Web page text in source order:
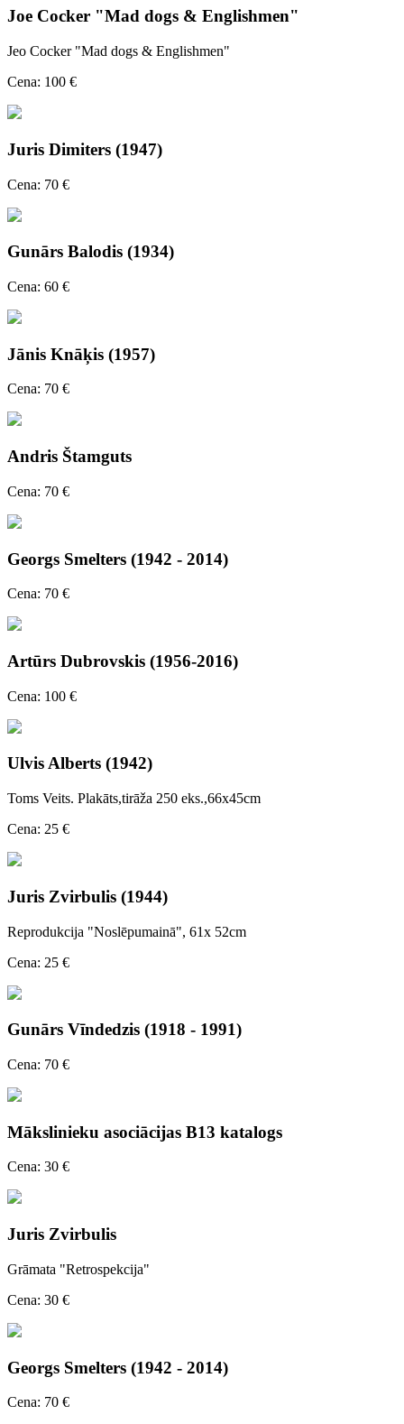
Joe Cocker "Mad dogs & Englishmen"
Jeo Cocker "Mad dogs & Englishmen"
Cena: 100 €
Juris Dimiters (1947)
Cena: 70 €
Gunārs Balodis (1934)
Cena: 60 €
Jānis Knāķis (1957)
Cena: 70 €
Andris Štamguts
Cena: 70 €
Georgs Smelters (1942 - 2014)
Cena: 70 €
Artūrs Dubrovskis (1956-2016)
Cena: 100 €
Ulvis Alberts (1942)
Toms Veits. Plakāts,tirāža 250 eks.,66x45cm
Cena: 25 €
Juris Zvirbulis (1944)
Reprodukcija "Noslēpumainā", 61x 52cm
Cena: 25 €
Gunārs Vīndedzis (1918 - 1991)
Cena: 70 €
Mākslinieku asociācijas B13 katalogs
Cena: 30 €
Juris Zvirbulis
Grāmata "Retrospekcija"
Cena: 30 €
Georgs Smelters (1942 - 2014)
Cena: 70 €